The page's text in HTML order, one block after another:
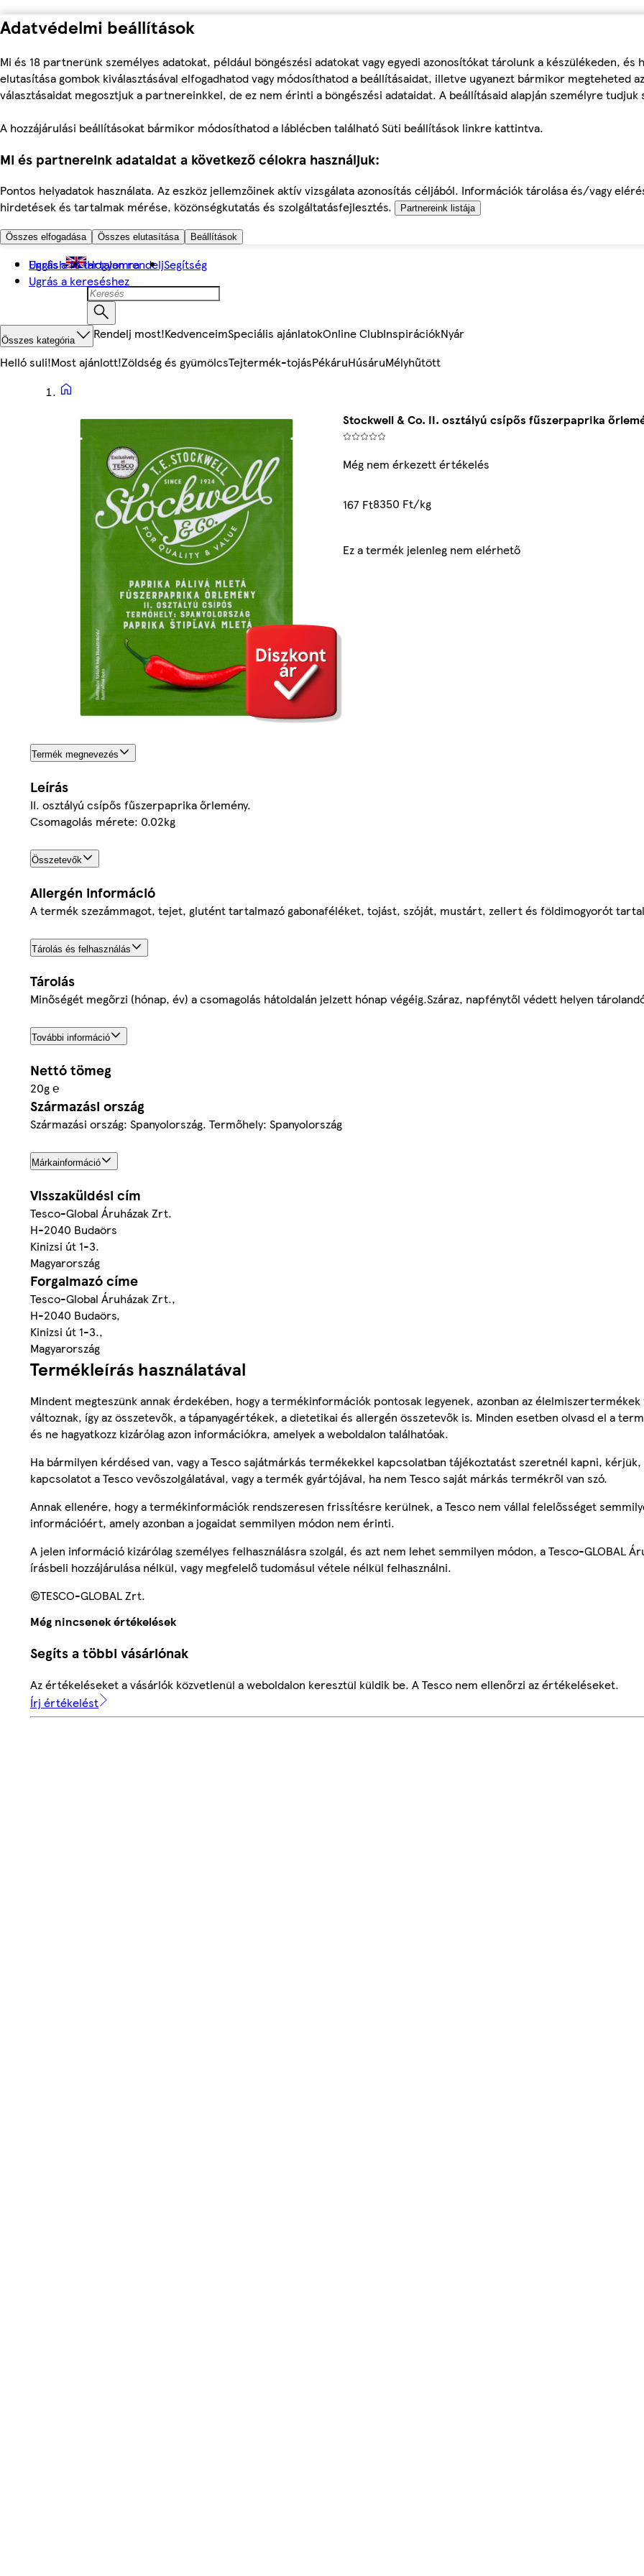
Adatvédelmi beállítások
Mi és 18 partnerünk személyes adatokat, például böngészési adatokat vagy egyedi azonosítókat tárolunk a készülékeden, és
elutasítása gombok kiválasztásával elfogadhatod vagy módosíthatod a beállításaidat, illetve ugyanezt bármikor megteheted az
választásaidat megosztjuk a partnereinkkel, de ez nem érinti a böngészési adataidat. A beállításaid alapján személyre tudjuk
A hozzájárulási beállításokat bármikor módosíthatod a láblécben található Süti beállítások linkre kattintva.
Mi és partnereink adataidat a következő célokra használjuk:
Pontos helyadatok használata. Az eszköz jellemzőinek aktív vizsgálata azonosítás céljából. Információk tárolása és/vagy
hirdetések és tartalmak mérése, közönségkutatás és szolgáltatásfejlesztés.
Partnereink listája
Összes elfogadása Összes elutasítása Beállítások
Ugrás a fő tartalomra
Ugrás a kereséshez
English Hogyan rendeljSegítség
Összes kategória Rendelj most!KedvenceimSpeciális ajánlatokOnline ClubInspirációkNyár
Helló suli!Most ajánlott!Zöldség és gyümölcsTejtermék-tojásPékáruHúsáruMélyhűtött
Stockwell & Co. II. osztályú csípős fűszerpaprika
Még nem érkezett értékelés
167 Ft8350 Ft/kg
Ez a termék jelenleg nem elérhető
Termék megnevezés
Leírás
II. osztályú csípős fűszerpaprika őrlemény.
Csomagolás mérete: 0.02kg
Összetevők
Allergén információ
A termék szezámmagot, tejet, glutént tartalmazó gabonaféléket, tojást, szóját, mustárt, zellert és földimogyorót
Tárolás és felhasználás
Tárolás
Minőségét megőrzi (hónap, év) a csomagolás hátoldalán jelzett hónap végéig.Száraz, napfénytől védett helyen
További információ
Nettó tömeg
20g ℮
Származási ország
Származási ország: Spanyolország. Termőhely: Spanyolország
Márkainformáció
Visszaküldési cím
Tesco-Global Áruházak Zrt.
H-2040 Budaörs
Kinizsi út 1-3.
Magyarország
Forgalmazó címe
Tesco-Global Áruházak Zrt.,
H-2040 Budaörs,
Kinizsi út 1-3.,
Magyarország
Termékleírás használatával
Mindent megteszünk annak érdekében, hogy a termékinformációk pontosak legyenek, azonban az élelmiszertermékek
változnak, így az összetevők, a tápanyagértékek, a dietetikai és allergén összetevők is. Minden esetben olvasd el a
és ne hagyatkozz kizárólag azon információkra, amelyek a weboldalon találhatóak.
Ha bármilyen kérdésed van, vagy a Tesco sajátmárkás termékekkel kapcsolatban tájékoztatást szeretnél kapni, kérjük,
kapcsolatot a Tesco vevőszolgálatával, vagy a termék gyártójával, ha nem Tesco saját márkás termékről van szó.
Annak ellenére, hogy a termékinformációk rendszeresen frissítésre kerülnek, a Tesco nem vállal felelősséget
információért, amely azonban a jogaidat semmilyen módon nem érinti.
A jelen információ kizárólag személyes felhasználásra szolgál, és azt nem lehet semmilyen módon, a Tesco-GLOBAL
írásbeli hozzájárulása nélkül, vagy megfelelő tudomásul vétele nélkül felhasználni.
©TESCO-GLOBAL Zrt.
Még nincsenek értékelések
Segíts a többi vásárlónak
Az értékeléseket a vásárlók közvetlenül a weboldalon keresztül küldik be. A Tesco nem ellenőrzi az értékeléseket.
Írj értékelést